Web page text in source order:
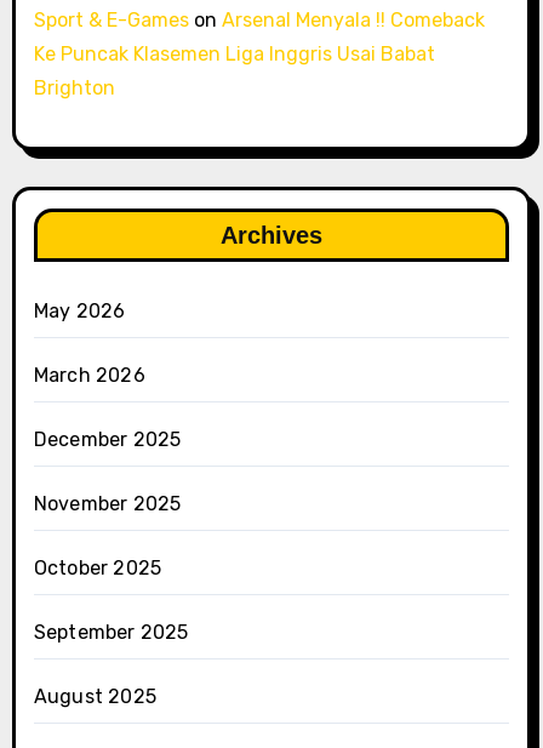
Sport & E-Gameson Arsenal Menyala !! Comeback
Ke Puncak Klasemen Liga Inggris Usai Babat
Brighton
Archives
May 2026
March 2026
December 2025
November 2025
October 2025
September 2025
August 2025